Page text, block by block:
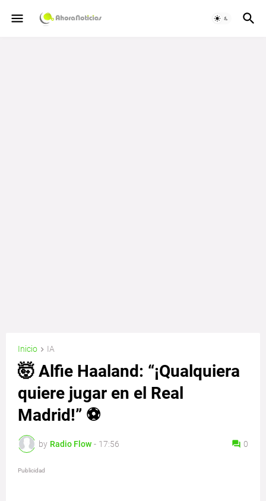
Inicio IA
🤯 Alfie Haaland: “¡Qualquiera
quiere jugar en el Real
Madrid!” ⚽
by Radio Flow - 17:56 0
Publicidad